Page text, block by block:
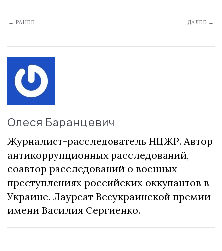
← РАНЕЕ ДАЛЕЕ →
Олеся Баранцевич
Журналист-расследователь НЦЖР. Автор
антикоррупционных расследований,
соавтор расследований о военных
преступлениях российских оккупантов в
Украине. Лауреат Всеукраинской премии
имени Василия Сергиенко.